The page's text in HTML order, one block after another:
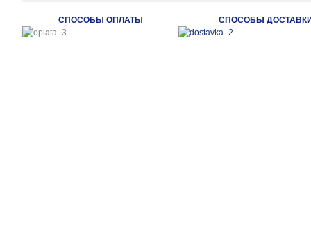
СПОСОБЫ ОПЛАТЫ СПОСОБЫ